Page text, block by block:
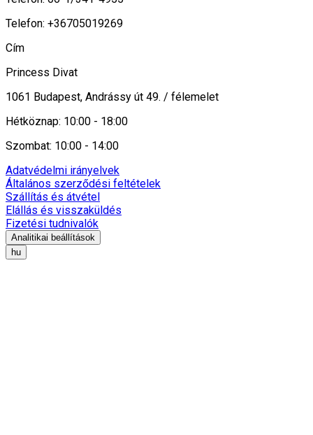
Telefon: +36705019269
Cím
Princess Divat
1061 Budapest, Andrássy út 49. / félemelet
Hétköznap: 10:00 - 18:00
Szombat: 10:00 - 14:00
Adatvédelmi irányelvek
Általános szerződési feltételek
Szállítás és átvétel
Elállás és visszaküldés
Fizetési tudnivalók
Analitikai beállítások
hu